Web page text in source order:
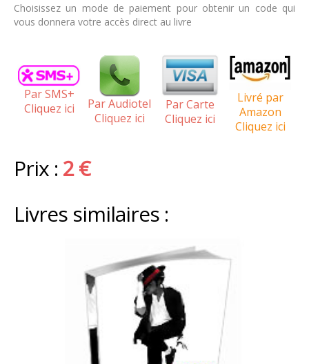
Choisissez un mode de paiement pour obtenir un code qui
vous donnera votre accès direct au livre
Par SMS+
Cliquez ici
Par Audiotel
Cliquez ici
Par Carte
Cliquez ici
Livré par
Amazon
Cliquez ici
Prix : 2 €
Livres similaires :